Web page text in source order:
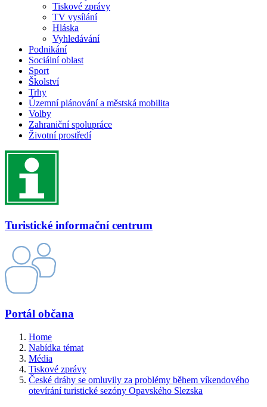
Tiskové zprávy
TV vysílání
Hláska
Vyhledávání
Podnikání
Sociální oblast
Sport
Školství
Trhy
Územní plánování a městská mobilita
Volby
Zahraniční spolupráce
Životní prostředí
Turistické informační centrum
Portál občana
Home
Nabídka témat
Média
Tiskové zprávy
České dráhy se omluvily za problémy během víkendového
otevírání turistické sezóny Opavského Slezska